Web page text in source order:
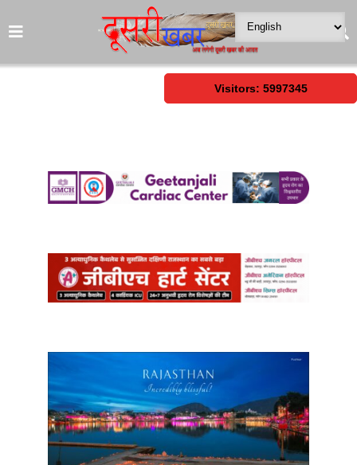
Visitors: 5997345